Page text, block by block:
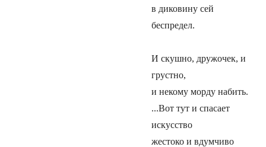
в диковину сей
беспредел.
И скушно, дружочек, и
грустно,
и некому морду набить.
...Вот тут и спасает
искусство
жестоко и вдумчиво